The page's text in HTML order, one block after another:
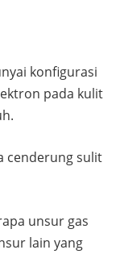
konfigurasi
pada kulit
cenderung sulit
unsur gas
lain yang